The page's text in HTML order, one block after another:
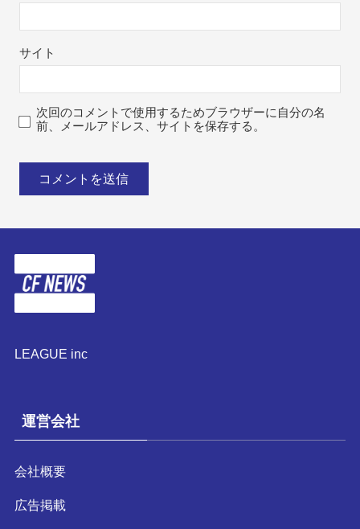
サイト
次回のコメントで使用するためブラウザーに自分の名
前、メールアドレス、サイトを保存する。
LEAGUE inc
運営会社
会社概要
広告掲載